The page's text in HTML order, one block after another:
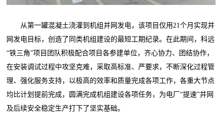
从第一罐混凝土浇灌到机组并网发电，该项目仅用21个月实现并
网发电目标，创造了同类机组建设的最短工期纪录。在此期间，科远
“铁三角”项目团队积极配合项目各参建单位，齐心协力、团结协作，
在安装调试过程中攻坚克难，采取高标准、严要求，不断深化过程管
理、强化服务支持，以极高的效率和质量完成各项工作，各重大节点
均比计划提前完成，圆满完成机组建设各项任务，为电厂“提速”并网
及后续安全稳定生产打下了坚实基础。